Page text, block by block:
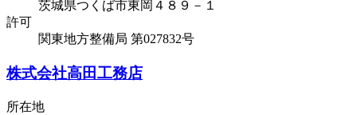
茨城県つくば市東岡４８９－１
許可
関東地方整備局 第027832号
株式会社高田工務店
所在地